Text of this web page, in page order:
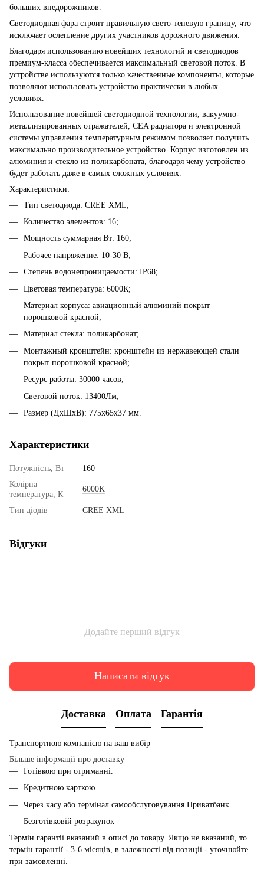
больших внедорожников.
Светодиодная фара строит правильную свето-теневую границу, что
исключает ослепление других участников дорожного движения.
Благодаря использованию новейших технологий и светодиодов
премиум-класса обеспечивается максимальный световой поток. В
устройстве используются только качественные компоненты, которые
позволяют использовать устройство практически в любых
условиях.
Использование новейшей светодиодной технологии, вакуумно-
металлизированных отражателей, CEA радиатора и электронной
системы управления температурным режимом позволяет получить
максимально производительное устройство. Корпус изготовлен из
алюминия и стекло из поликарбоната, благодаря чему устройство
будет работать даже в самых сложных условиях.
Характеристики:
Тип светодиода: CREE XML;
Количество элементов: 16;
Мощность суммарная Вт: 160;
Рабочее напряжение: 10-30 В;
Степень водонепроницаемости: IP68;
Цветовая температура: 6000К;
Материал корпуса: авиационный алюминий покрыт
порошковой красной;
Материал стекла: поликарбонат;
Монтажный кронштейн: кронштейн из нержавеющей стали
покрыт порошковой красной;
Ресурс работы: 30000 часов;
Световой поток: 13400Лм;
Размер (ДхШхВ): 775x65x37 мм.
Характеристики
Потужність, Вт
160
Колірна
температура, К
6000K
Тип діодів CREE XML
Відгуки
Додайте перший відгук
Написати відгук
Доставка Оплата Гарантія
Транспортною компанією на ваш вибір
Більше інформації про доставку
Готівкою при отриманні.
Кредитною карткою.
Через касу або термінал самообслуговування Приватбанк.
Безготівковій розрахунок
Термін гарантії вказаний в описі до товару. Якщо не вказаний, то
термін гарантії - 3-6 місяців, в залежності від позиції - уточнюйте
при замовленні.